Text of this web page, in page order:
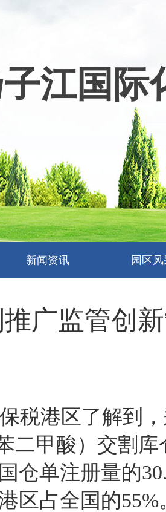
江国际
新闻资讯 园区
广监管创
税港区了解到
二甲酸）交割
仓单注册量的
区占全国的